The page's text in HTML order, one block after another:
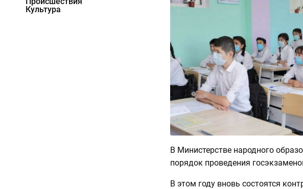
Культура
В Министерстве народного
порядок проведения
В этом году вновь состоятся